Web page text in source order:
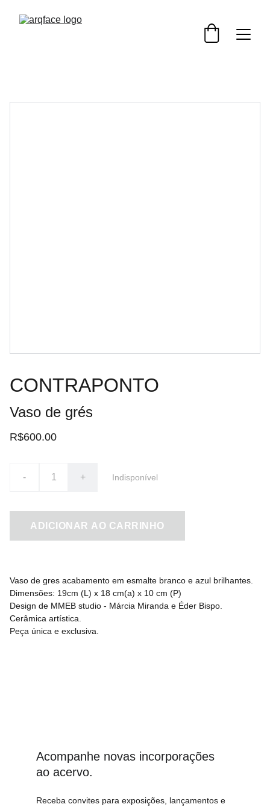
CONTRAPONTO
Vaso de grés
R$600.00
- + Indisponível
ADICIONAR AO CARRINHO
Vaso de gres acabamento em esmalte branco e azul brilhantes.
Dimensões: 19cm (L) x 18 cm(a) x 10 cm (P)
Design de MMEB studio - Márcia Miranda e Éder Bispo.
Cerâmica artística.
Peça única e exclusiva.
Acompanhe novas incorporações
ao acervo.
Receba convites para exposições, lançamentos e